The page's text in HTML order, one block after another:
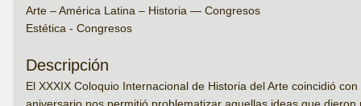
Arte – América Latina – Historia — Congresos
Estética - Congresos
Descripción
El XXXIX Coloquio Internacional de Historia del Arte coincidió
aniversario nos permitió problematizar aquellas ideas que